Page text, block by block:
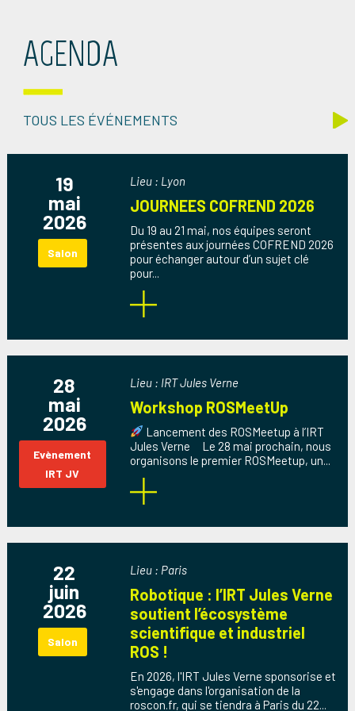
AGENDA
TOUS LES ÉVÉNEMENTS
19
mai
2026
Salon
Lieu : Lyon
JOURNEES COFREND 2026
Du 19 au 21 mai, nos équipes seront
présentes aux journées COFREND 2026
pour échanger autour d’un sujet clé
pour...
28
mai
2026
Evènement
IRT JV
Lieu : IRT Jules Verne
Workshop ROSMeetUp
Lancement des ROSMeetup à l’IRT
Jules Verne Le 28 mai prochain, nous
organisons le premier ROSMeetup, un...
22
juin
2026
Salon
Lieu : Paris
Robotique : l’IRT Jules Verne
soutient l’écosystème
scientifique et industriel
ROS !
En 2026, l'IRT Jules Verne sponsorise et
s'engage dans l'organisation de la
roscon.fr, qui se tiendra à Paris du 22...